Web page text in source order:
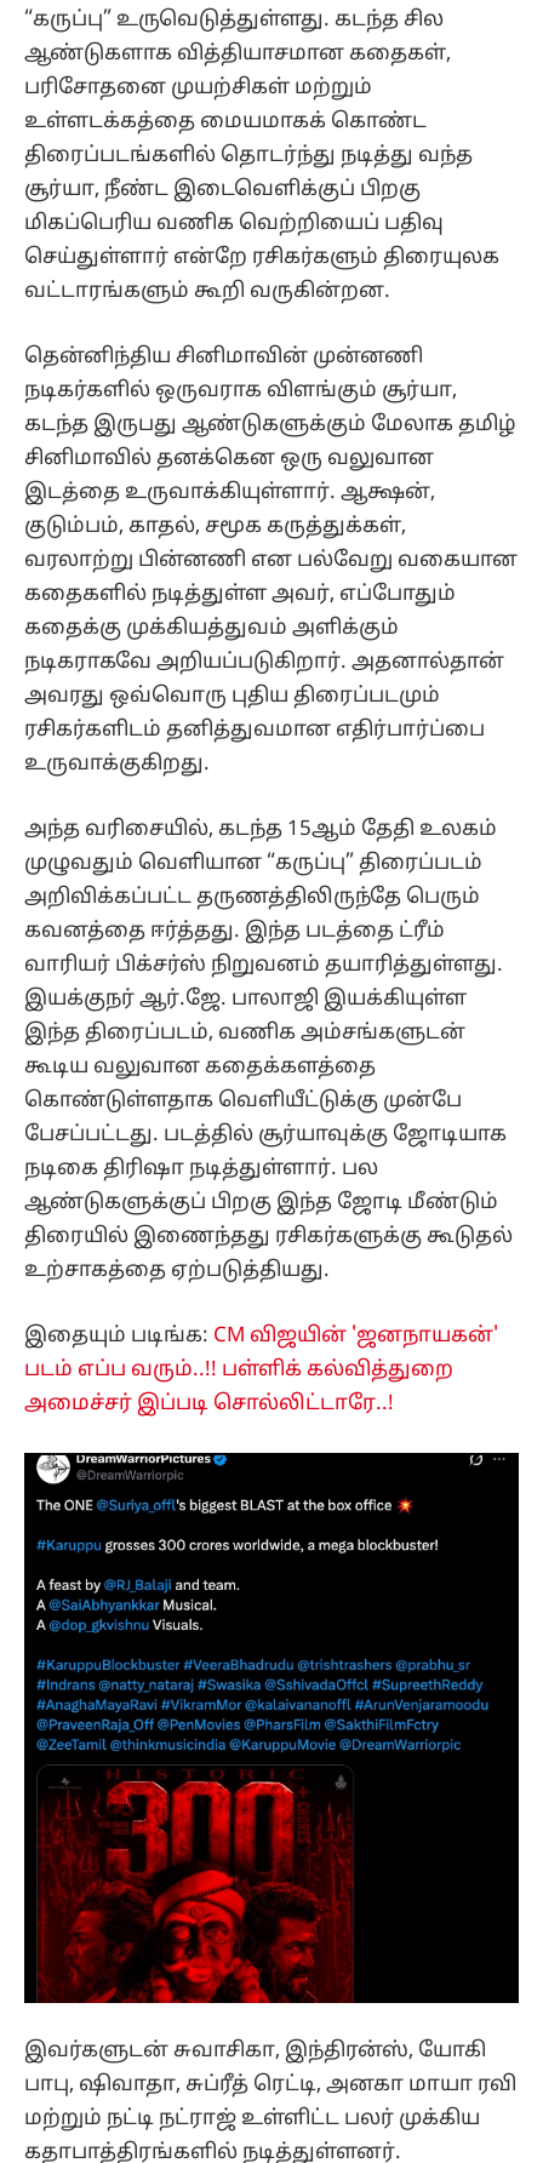
“கருப்பு” உருவெடுத்துள்ளது. கடந்த சில
ஆண்டுகளாக வித்தியாசமான கதைகள்,
பரிசோதனை முயற்சிகள் மற்றும்
உள்ளடக்கத்தை மையமாகக் கொண்ட
திரைப்படங்களில் தொடர்ந்து நடித்து வந்த
சூர்யா, நீண்ட இடைவெளிக்குப் பிறகு
மிகப்பெரிய வணிக வெற்றியைப் பதிவு
செய்துள்ளார் என்றே ரசிகர்களும் திரையுலக
வட்டாரங்களும் கூறி வருகின்றன.
தென்னிந்திய சினிமாவின் முன்னணி
நடிகர்களில் ஒருவராக விளங்கும் சூர்யா,
கடந்த இருபது ஆண்டுகளுக்கும் மேலாக தமிழ்
சினிமாவில் தனக்கென ஒரு வலுவான
இடத்தை உருவாக்கியுள்ளார். ஆக்ஷன்,
குடும்பம், காதல், சமூக கருத்துக்கள்,
வரலாற்று பின்னணி என பல்வேறு வகையான
கதைகளில் நடித்துள்ள அவர், எப்போதும்
கதைக்கு முக்கியத்துவம் அளிக்கும்
நடிகராகவே அறியப்படுகிறார். அதனால்தான்
அவரது ஒவ்வொரு புதிய திரைப்படமும்
ரசிகர்களிடம் தனித்துவமான எதிர்பார்ப்பை
உருவாக்குகிறது.
அந்த வரிசையில், கடந்த 15ஆம் தேதி உலகம்
முழுவதும் வெளியான “கருப்பு” திரைப்படம்
அறிவிக்கப்பட்ட தருணத்திலிருந்தே பெரும்
கவனத்தை ஈர்த்தது. இந்த படத்தை ட்ரீம்
வாரியர் பிக்சர்ஸ் நிறுவனம் தயாரித்துள்ளது.
இயக்குநர் ஆர்.ஜே. பாலாஜி இயக்கியுள்ள
இந்த திரைப்படம், வணிக அம்சங்களுடன்
கூடிய வலுவான கதைக்களத்தை
கொண்டுள்ளதாக வெளியீட்டுக்கு முன்பே
பேசப்பட்டது. படத்தில் சூர்யாவுக்கு ஜோடியாக
நடிகை திரிஷா நடித்துள்ளார். பல
ஆண்டுகளுக்குப் பிறகு இந்த ஜோடி மீண்டும்
திரையில் இணைந்தது ரசிகர்களுக்கு கூடுதல்
உற்சாகத்தை ஏற்படுத்தியது.
இதையும் படிங்க: CM விஜயின் 'ஜனநாயகன்'
படம் எப்ப வரும்..!! பள்ளிக் கல்வித்துறை
அமைச்சர் இப்படி சொல்லிட்டாரே..!
இவர்களுடன் சுவாசிகா, இந்திரன்ஸ், யோகி
பாபு, ஷிவாதா, சுப்ரீத் ரெட்டி, அனகா மாயா ரவி
மற்றும் நட்டி நட்ராஜ் உள்ளிட்ட பலர் முக்கிய
கதாபாத்திரங்களில் நடித்துள்ளனர்.